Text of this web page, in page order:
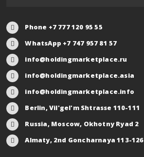
Phone +7 777 120 95 55
WhatsApp +7 747 957 81 57
info@holdingmarketplace.ru
info@holdingmarketplace.asia
info@holdingmarketplace.info
Berlin, Vil'gel'm Shtrasse 110-111
Russia, Moscow, Okhotny Ryad 2
Almaty, 2nd Goncharnaya 113-126